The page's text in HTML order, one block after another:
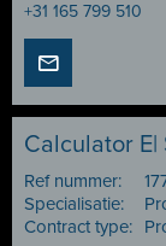
+31 165 799 510
Calculator
Ref nummer:
Specialisatie:
Contract type: